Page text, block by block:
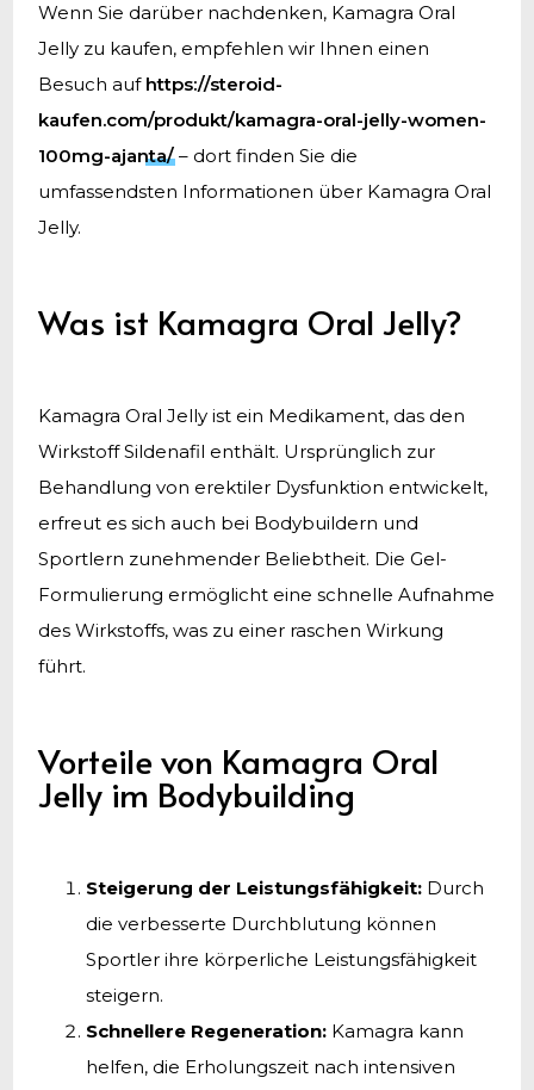
Wenn Sie darüber nachdenken, Kamagra Oral
Jelly zu kaufen, empfehlen wir Ihnen einen
Besuch auf https://steroid-
kaufen.com/produkt/kamagra-oral-jelly-women-
100mg-ajanta/– dort finden Sie die
umfassendsten Informationen über Kamagra Oral
Jelly.
Was ist Kamagra Oral Jelly?
Kamagra Oral Jelly ist ein Medikament, das den
Wirkstoff Sildenafil enthält. Ursprünglich zur
Behandlung von erektiler Dysfunktion entwickelt,
erfreut es sich auch bei Bodybuildern und
Sportlern zunehmender Beliebtheit. Die Gel-
Formulierung ermöglicht eine schnelle Aufnahme
des Wirkstoffs, was zu einer raschen Wirkung
führt.
Vorteile von Kamagra Oral
Jelly im Bodybuilding
Steigerung der Leistungsfähigkeit: Durch
die verbesserte Durchblutung können
Sportler ihre körperliche Leistungsfähigkeit
steigern.
Schnellere Regeneration: Kamagra kann
helfen, die Erholungszeit nach intensiven